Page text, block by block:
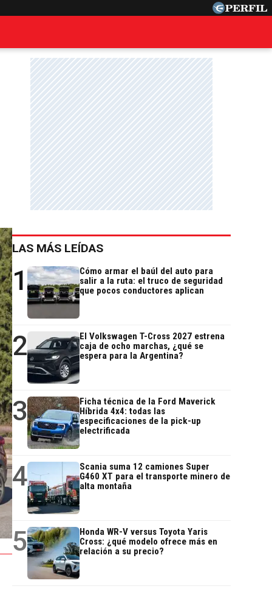
LAS MÁS LEÍDAS
1
Cómo armar el baúl del auto para
salir a la ruta: el truco de seguridad
que pocos conductores aplican
2
El Volkswagen T-Cross 2027 estrena
caja de ocho marchas, ¿qué se
espera para la Argentina?
3
Ficha técnica de la Ford Maverick
Híbrida 4x4: todas las
especificaciones de la pick-up
electrificada
4
Scania suma 12 camiones Super
G460 XT para el transporte minero de
alta montaña
5
Honda WR-V versus Toyota Yaris
Cross: ¿qué modelo ofrece más en
relación a su precio?